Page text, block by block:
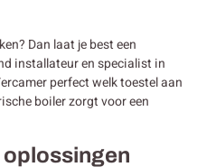
Dan laat je best een
installateur en specialist in
perfect welk toestel aan
boiler zorgt voor een
oplossingen